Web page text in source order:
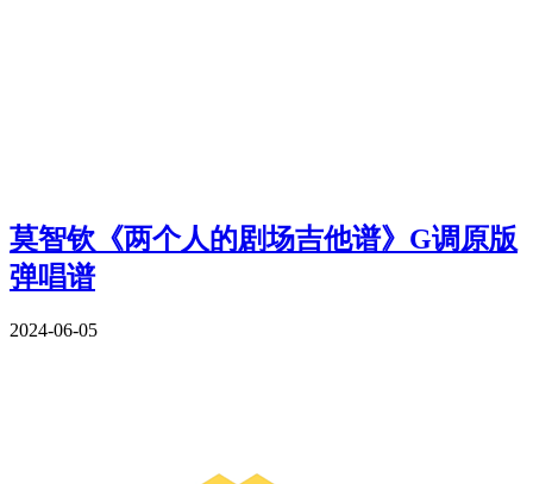
莫智钦《两个人的剧场吉他谱》G调原版
弹唱谱
2024-06-05